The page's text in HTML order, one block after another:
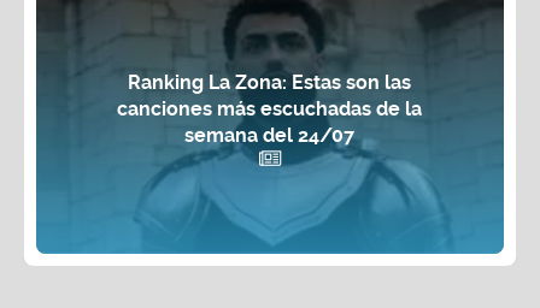
Ranking La Zona: Estas son las
canciones más escuchadas de la
semana del 24/07